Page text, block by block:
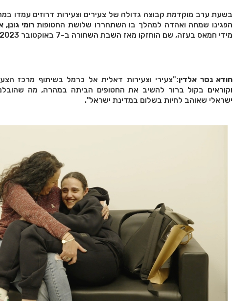
בשעת ערב מוקדמת קבוצה גדולה של צעירים וצעירות דרוזים עמדו
הפגינו שמחה ואהדה למהלך בו השתחררו שלושת החטופותרומי גונן,
מידי חמאס בעזה, שם הוחזקו מאז השבת השחורה ב-7 באוקטובר 2023.
הודא נסר אלדין:"צעירי וצעירות דאלית אל כרמל בשיתוף מרכז
וקוראים בקול ברור להשיב את החטופים הביתה במהרה, מה
ישראלי שאוהב לחיות בשלום במדינת ישראל".